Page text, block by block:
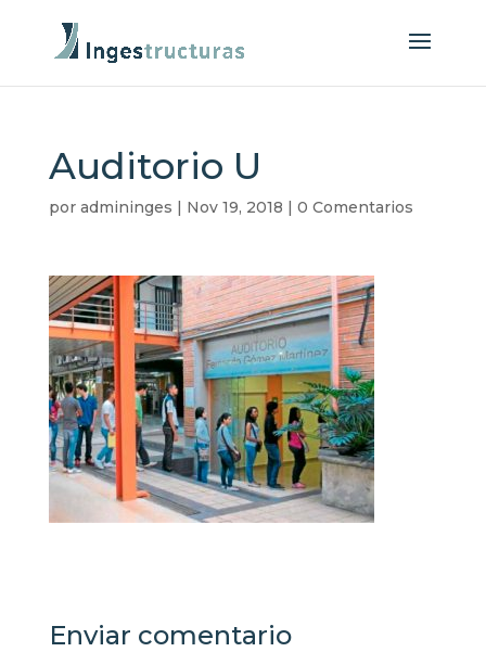
Auditorio U
por admininges | Nov 19, 2018 | 0 Comentarios
Enviar comentario